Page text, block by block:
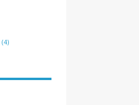
(4)